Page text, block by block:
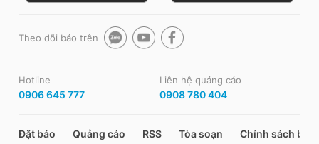
Theo dõi báo trên
Hotline
0906 645 777
Liên hệ quảng cáo
0908 780 404
Đặt báo Quảng cáo RSS Tòa soạn Chính sách bảo